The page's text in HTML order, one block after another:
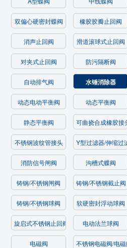
双偏心硬密封蝶阀 橡胶胶瓣止回阀
消声止回阀 滑道滚球式止回阀
对夹式止回阀 防污隔断阀
自动排气阀 水锤消除器
动态电动平衡阀 动态平衡阀
静态平衡阀 可曲挠合成橡胶接头
不锈钢波纹管接头 Y型过滤器/伸缩过
消防信号闸阀 沟槽式蝶阀
铸钢/不锈钢闸阀 铸钢/不锈钢截止阀
铸钢/不锈钢球阀 软硬密封浮动球阀
旋启式不锈钢止回阀 电动法兰球阀
电磁阀 不锈钢电磁阀/电磁